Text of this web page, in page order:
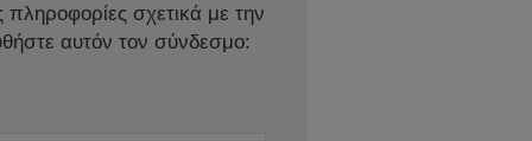
πληροφορίες σχετικά με την
αυτόν τον σύνδεσμο: